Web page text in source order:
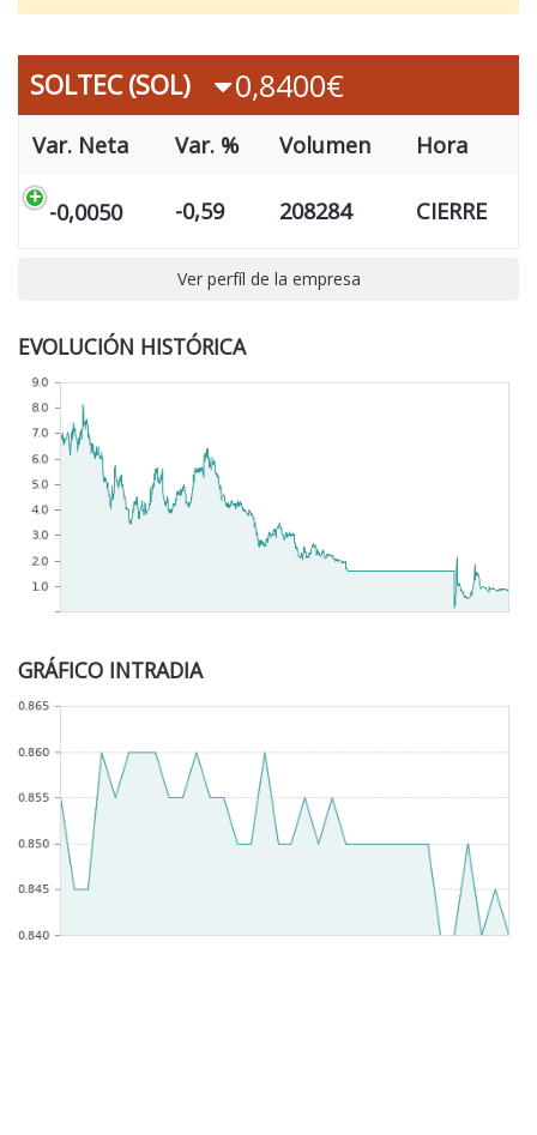
SOLTEC (SOL) 0,8400€
Var. Neta Var. % Volumen Hora
-0,0050 -0,59 208284 CIERRE
Ver perfíl de la empresa
EVOLUCIÓN HISTÓRICA
GRÁFICO INTRADIA